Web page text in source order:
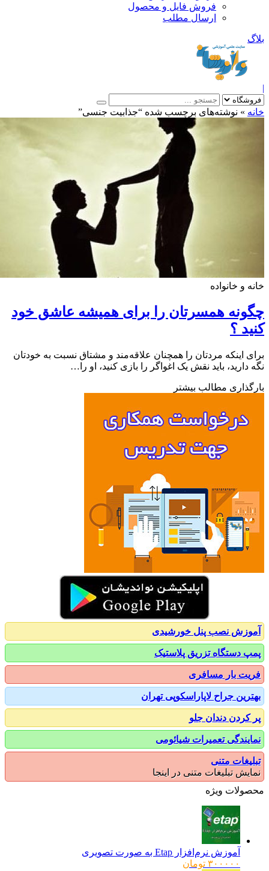
فروش فایل و محصول
ارسال مطلب
»نوشته‌های برچسب شده “جذابیت جنسی”
و خانواده
همسرتان را برای همیشه عاشق خود
؟
اینکه مردتان را همچنان علاقه‌مند و مشتاق نسبت به خودتان
باید نقش یک اغواگر را بازی کنید، او را…
مطالب بیشتر
نصب پنل خورشیدی
دستگاه تزریق پلاستیک
بار مسافری
جراح لاپاراسکوپی تهران
دندان جلو
تعمیرات شیائومی
متنی
تبلیغات متنی در اینجا
ویژه
آموزش نرم‌افزار Etap به صورت تصویری
۳۰۰۰۰۰ تومان